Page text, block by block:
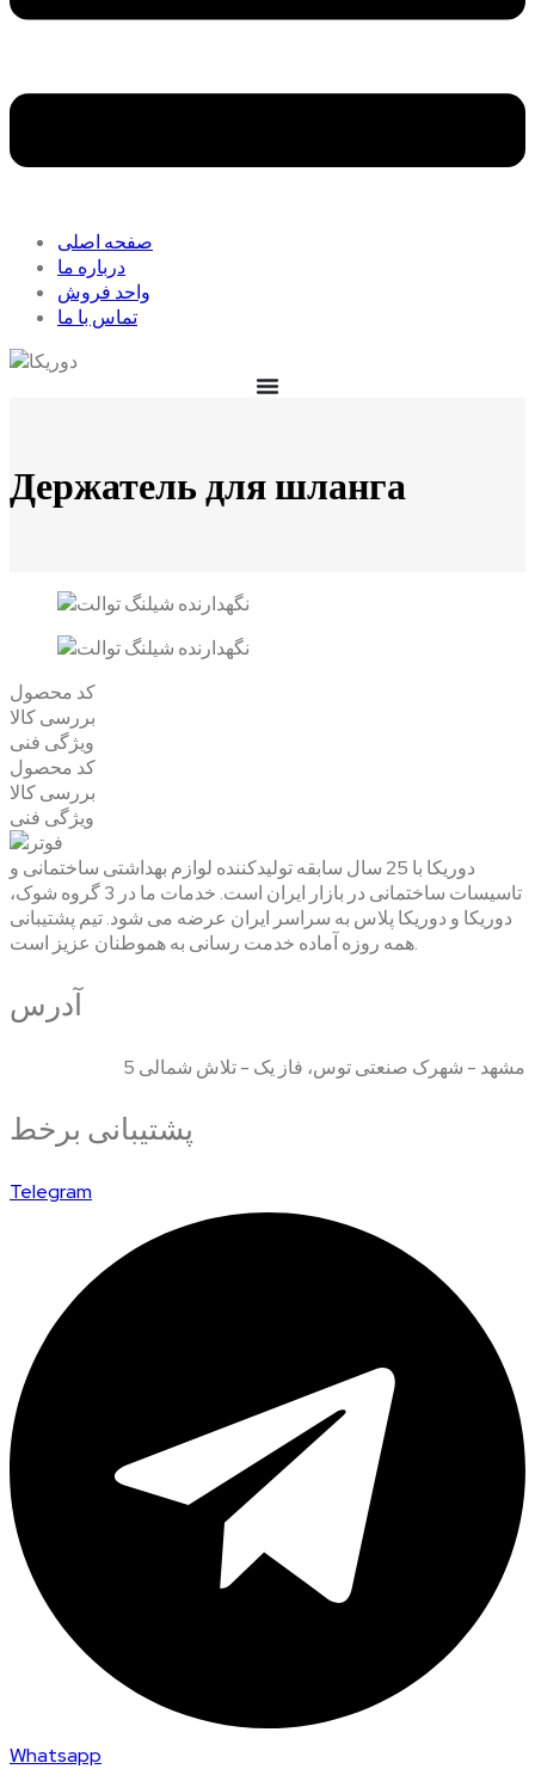
صفحه اصلی
درباره ما
واحد فروش
تماس با ما
Держатель для шланга
کد محصول
بررسی کالا
ویژگی فنی
کد محصول
بررسی کالا
ویژگی فنی
دوریکا با 25 سال سابقه تولیدکننده لوازم بهداشتی ساختمانی و
تاسیسات ساختمانی در بازار ایران است. خدمات ما در 3 گروه شوک،
دوریکا و دوریکا پلاس به سراسر ایران عرضه می شود. تیم پشتیبانی
همه روزه آماده خدمت رسانی به هموطنان عزیز است.
آدرس
مشهد - شهرک صنعتی توس، فاز یک - تلاش شمالی 5
پشتیبانی برخط
Telegram
Whatsapp